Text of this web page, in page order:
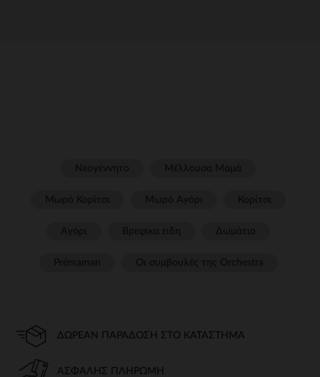
ΔΩΡΕΆΝ ΠΑΡΆΔΟΣΗ ΣΤΟ ΚΑΤΆΣΤΗΜΑ
ΑΣΦΑΛΉΣ ΠΛΗΡΩΜΉ